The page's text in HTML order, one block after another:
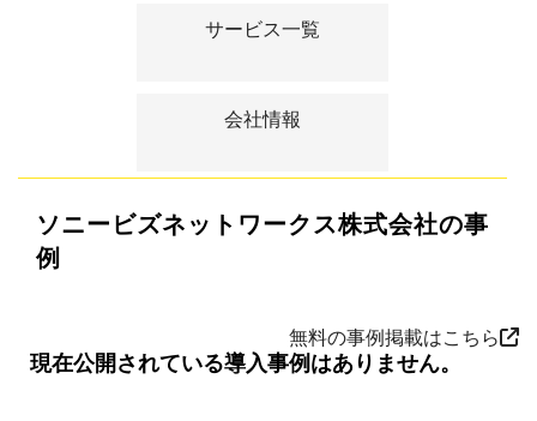
サービス一覧
会社情報
ソニービズネットワークス株式会社の事
例
無料の事例掲載はこちら
現在公開されている導入事例はありません。